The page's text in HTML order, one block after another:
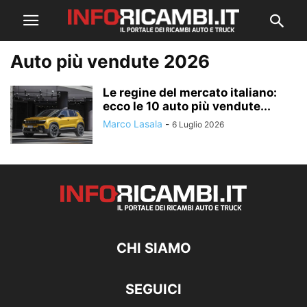
Auto più vendute 2026
Le regine del mercato italiano:
ecco le 10 auto più vendute...
Marco Lasala - 6 Luglio 2026
CHI SIAMO
SEGUICI